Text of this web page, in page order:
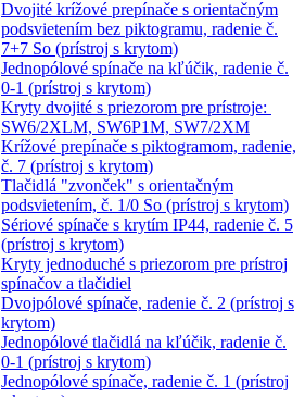
Dvojité krížové prepínače s orientačným
podsvietením bez piktogramu, radenie č.
7+7 So (prístroj s krytom)
Jednopólové spínače na kľúčik, radenie č.
0-1 (prístroj s krytom)
Kryty dvojité s priezorom pre prístroje:
SW6/2XLM, SW6P1M, SW7/2XM
Krížové prepínače s piktogramom, radenie,
č. 7 (prístroj s krytom)
Tlačidlá "zvonček" s orientačným
podsvietením, č. 1/0 So (prístroj s krytom)
Sériové spínače s krytím IP44, radenie č. 5
(prístroj s krytom)
Kryty jednoduché s priezorom pre prístroj
spínačov a tlačidiel
Dvojpólové spínače, radenie č. 2 (prístroj s
krytom)
Jednopólové tlačidlá na kľúčik, radenie č.
0-1 (prístroj s krytom)
Jednopólové spínače, radenie č. 1 (prístroj